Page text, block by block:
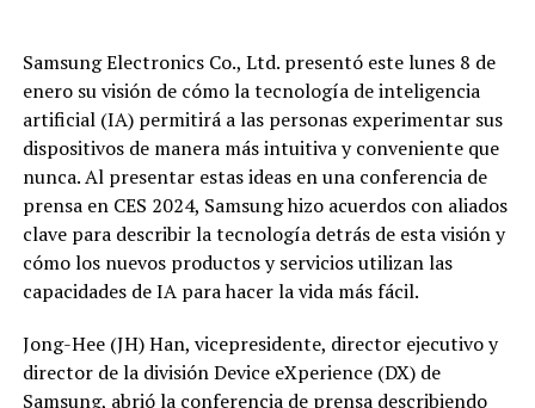
Samsung Electronics Co., Ltd. presentó este lunes 8 de
enero su visión de cómo la tecnología de inteligencia
artificial (IA) permitirá a las personas experimentar sus
dispositivos de manera más intuitiva y conveniente que
nunca. Al presentar estas ideas en una conferencia de
prensa en CES 2024, Samsung hizo acuerdos con aliados
clave para describir la tecnología detrás de esta visión y
cómo los nuevos productos y servicios utilizan las
capacidades de IA para hacer la vida más fácil.
Jong-Hee (JH) Han, vicepresidente, director ejecutivo y
director de la división Device eXperience (DX) de
Samsung, abrió la conferencia de prensa describiendo